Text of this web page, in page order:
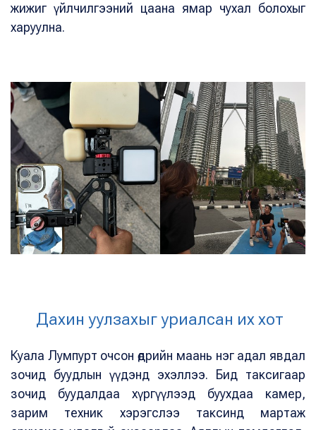
жижиг үйлчилгээний цаана ямар чухал болохыг
харуулна.
Дахин уулзахыг уриалсан их хот
Куала Лумпурт очсон өдрийн маань нэг адал явдал
зочид буудлын үүдэнд эхэллээ. Бид таксигаар
зочид буудалдаа хүргүүлээд буухдаа камер,
зарим техник хэрэгслээ таксинд мартаж